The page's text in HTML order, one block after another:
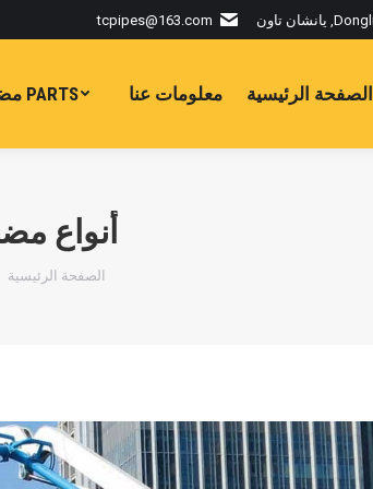
tcpipes@163.com
الصفحة الرئيسية معلومات عنا PARTS مضخة الخرسانة
أنواع
أنت هنا:الصفحة الرئيسية